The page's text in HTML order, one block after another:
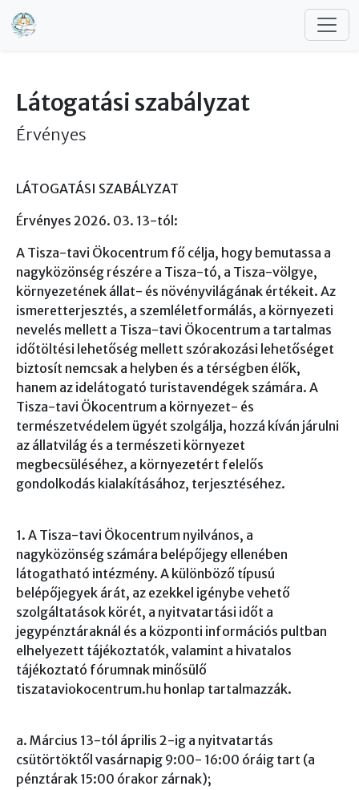
Ugrás a tartalomra
Látogatási szabályzat
Érvényes
LÁTOGATÁSI SZABÁLYZAT
Érvényes 2026. 03. 13-tól:
A Tisza-tavi Ökocentrum fő célja, hogy bemutassa a
nagyközönség részére a Tisza-tó, a Tisza-völgye,
környezetének állat- és növényvilágának értékeit. Az
ismeretterjesztés, a szemléletformálás, a környezeti
nevelés mellett a Tisza-tavi Ökocentrum a tartalmas
időtöltési lehetőség mellett szórakozási lehetőséget
biztosít nemcsak a helyben és a térségben élők,
hanem az idelátogató turistavendégek számára. A
Tisza-tavi Ökocentrum a környezet- és
természetvédelem ügyét szolgálja, hozzá kíván járulni
az állatvilág és a természeti környezet
megbecsüléséhez, a környezetért felelős
gondolkodás kialakításához, terjesztéséhez.
1. A Tisza-tavi Ökocentrum nyilvános, a
nagyközönség számára belépőjegy ellenében
látogatható intézmény. A különböző típusú
belépőjegyek árát, az ezekkel igénybe vehető
szolgáltatások körét, a nyitvatartási időt a
jegypénztáraknál és a központi információs pultban
elhelyezett tájékoztatók, valamint a hivatalos
tájékoztató fórumnak minősülő
tiszataviokocentrum.hu honlap tartalmazzák.
a. Március 13-tól április 2-ig a nyitvatartás
csütörtöktől vasárnapig 9:00- 16:00 óráig tart (a
pénztárak 15:00 órakor zárnak);